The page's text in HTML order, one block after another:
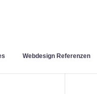
Webdesign Referenzen